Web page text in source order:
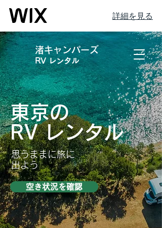
詳細を見る